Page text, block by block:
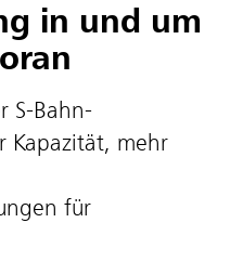
in und um
S-Bahn-
Kapazität, mehr
für